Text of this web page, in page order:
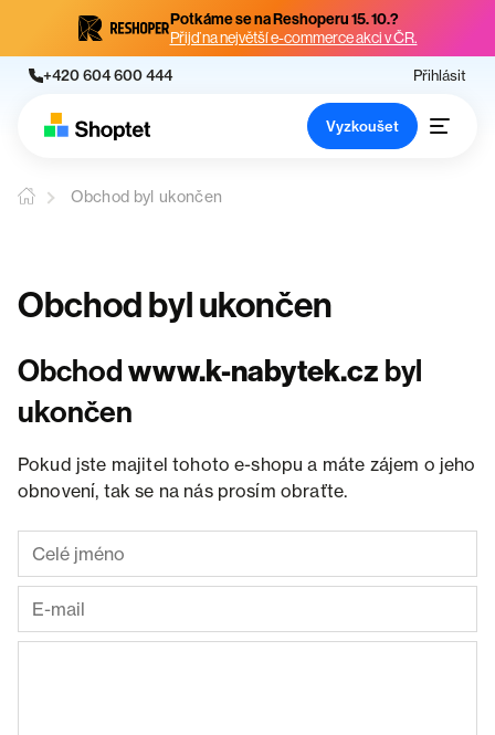
Potkáme se na Reshoperu 15. 10.?
Přijď na největší e-commerce akci v ČR.
+420 604 600 444 Přihlásit
Vyzkoušet
Obchod byl ukončen
Obchod byl ukončen
Obchodwww.k-nabytek.cz byl
ukončen
Pokud jste majitel tohoto e-shopu a máte zájem o jeho
obnovení, tak se na nás prosím obraťte.